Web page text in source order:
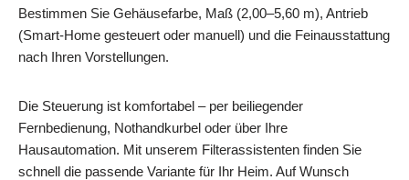
Bestimmen Sie Gehäusefarbe, Maß (2,00–5,60 m), Antrieb
(Smart-Home gesteuert oder manuell) und die Feinausstattung
nach Ihren Vorstellungen.
Die Steuerung ist komfortabel – per beiliegender
Fernbedienung, Nothandkurbel oder über Ihre
Hausautomation. Mit unserem Filterassistenten finden Sie
schnell die passende Variante für Ihr Heim. Auf Wunsch